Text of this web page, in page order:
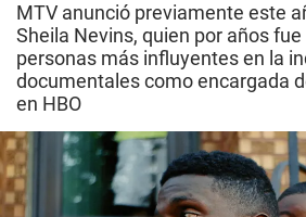
MTV anunció previamente este
Sheila Nevins, quien por años
personas más influyentes en la
documentales como encargada
en HBO